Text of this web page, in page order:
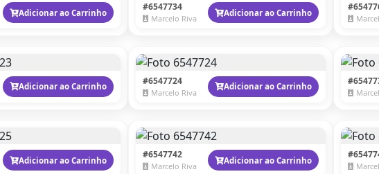
Adicionar ao Carrinho #6547734
Marcelo Riva
Adicionar ao Carrinho
Adicionar ao Carrinho #6547724
Marcelo Riva
Adicionar ao Carrinho
Adicionar ao Carrinho #6547742
Marcelo Riva
Adicionar ao Carrinho